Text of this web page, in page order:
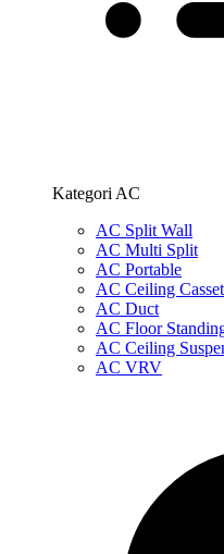
Kategori AC
AC Split Wall
AC Multi Split
AC Portable
AC Ceiling
AC Duct
AC Floor
AC Ceiling
AC VRV